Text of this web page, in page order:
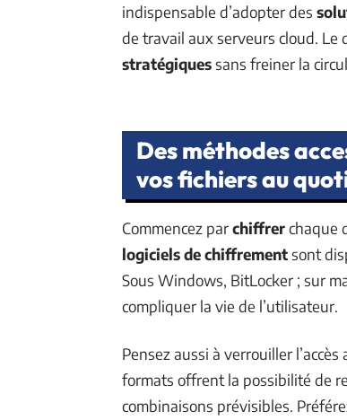
indispensable d’adopter des
de travail aux serveurs cloud.
stratégiquessans freiner la
Des méthodes
vos fichiers au
Commencez parchiffrerchaque
logiciels de chiffrementsont
Sous Windows, BitLocker ; sur
compliquer la vie de l’utilisateur.
Pensez aussi à verrouiller l’accès
formats offrent la possibilité de
combinaisons prévisibles.